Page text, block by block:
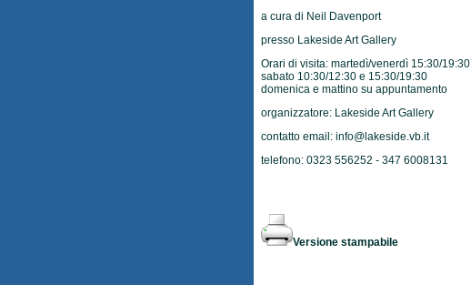
a cura di Neil Davenport
presso Lakeside Art Gallery
Orari di visita: martedì/venerdì 15:30/19:30
sabato 10:30/12:30 e 15:30/19:30
domenica e mattino su appuntamento
organizzatore: Lakeside Art Gallery
contatto email: info@lakeside.vb.it
telefono: 0323 556252 - 347 6008131
Versione stampabile